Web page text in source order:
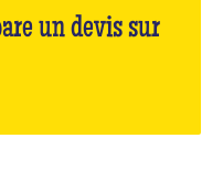
un devis sur